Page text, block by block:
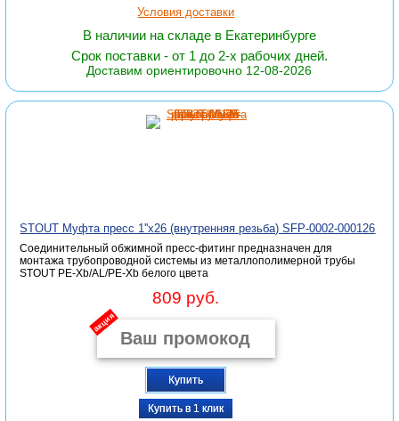
Условия доставки
В наличии на складе в Екатеринбурге
Срок поставки - от 1 до 2-х рабочих дней.
Доставим ориентировочно 12-08-2026
STOUT Муфта пресс 1''x26 (внутренняя резьба) SFP-0002-000126
Соединительный обжимной пресс-фитинг предназначен для
монтажа трубопроводной системы из металлополимерной трубы
STOUT PE-Xb/AL/PE-Xb белого цвета
809 руб.
акция
Купить
Купить в 1 клик